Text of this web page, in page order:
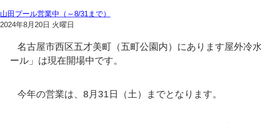
山田プール営業中（～8/31まで）
2024年8月20日 火曜日
名古屋市西区五才美町（五町公園内）にあります屋外冷
ール」は現在開場中です。
今年の営業は、8月31日（土）までとなります。